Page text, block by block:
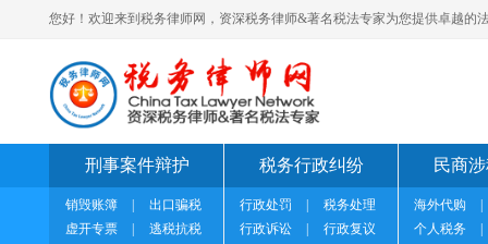
您好！欢迎来到税务律师网，资深税务律师&著名税法专家为您提供卓越的
刑事案件辩护
销毁账簿
出口骗税
虚开专票
逃税抗税
税务行政纠纷
行政处罚
税务处理
行政诉讼
行政复议
民商
海外代购
个人税务